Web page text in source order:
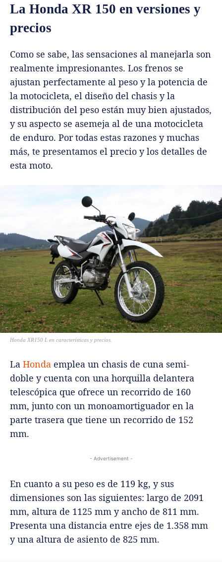
La Honda XR 150 en versiones y
precios
Como se sabe, las sensaciones al manejarla son
realmente impresionantes. Los frenos se
ajustan perfectamente al peso y la potencia de
la motocicleta, el diseño del chasis y la
distribución del peso están muy bien ajustados,
y su aspecto se asemeja al de una motocicleta
de enduro. Por todas estas razones y muchas
más, te presentamos el precio y los detalles de
esta moto.
Honda XR150 L en características y precios.
La Honda emplea un chasis de cuna semi-
doble y cuenta con una horquilla delantera
telescópica que ofrece un recorrido de 160
mm, junto con un monoamortiguador en la
parte trasera que tiene un recorrido de 152
mm.
- Advertisement -
En cuanto a su peso es de 119 kg, y sus
dimensiones son las siguientes: largo de 2091
mm, altura de 1125 mm y ancho de 811 mm.
Presenta una distancia entre ejes de 1.358 mm
y una altura de asiento de 825 mm.